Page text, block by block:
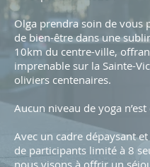
Olga prendra soin de vous
de bien-être dans une
10km du centre-ville,
imprenable sur la Sainte-
oliviers centenaires.
Aucun niveau de yoga n’est
Avec un cadre dépaysant
de participants limité à 8
nous visons à offrir un